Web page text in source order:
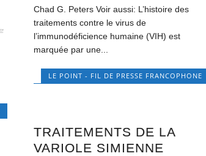
Chad G. Peters Voir aussi: L’histoire des
traitements contre le virus de
l’immunodéficience humaine (VIH) est
marquée par une...
LE POINT - FIL DE PRESSE FRANCOPHONE
TRAITEMENTS DE LA
VARIOLE SIMIENNE